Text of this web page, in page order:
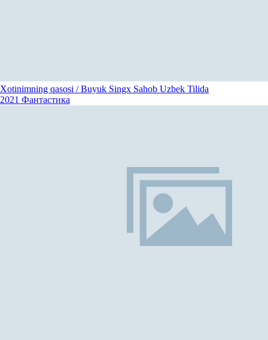
Xotinimning qasosi / Buyuk Singx Sahob Uzbek Tilida
2021 Фантастика